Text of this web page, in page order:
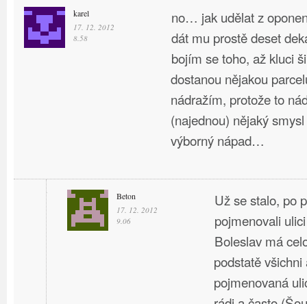
karel
17. 12. 2012
8.58
no… jak udělat z
dát mu prostě deset
bojím se toho, až kluci
dostanou nějakou
nádražím, protože to
(najednou) nějaký
výborný nápad…
Beton
17. 12. 2012
9.06
Už se stalo, po
pojmenovali
Boleslav má
podstatě
pojmenovaná